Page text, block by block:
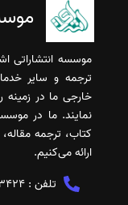
موسسه انتشاراتی
ترجمه و سایر
خارجی ما در
نمایند. ما در
کتاب، ترجمه
ارائه می‌کنیم.
تلفن :